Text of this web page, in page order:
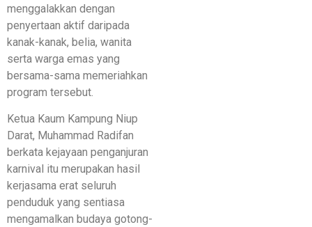
menggalakkan dengan
penyertaan aktif daripada
kanak-kanak, belia, wanita
serta warga emas yang
bersama-sama memeriahkan
program tersebut.
Ketua Kaum Kampung Niup
Darat, Muhammad Radifan
berkata kejayaan penganjuran
karnival itu merupakan hasil
kerjasama erat seluruh
penduduk yang sentiasa
mengamalkan budaya gotong-